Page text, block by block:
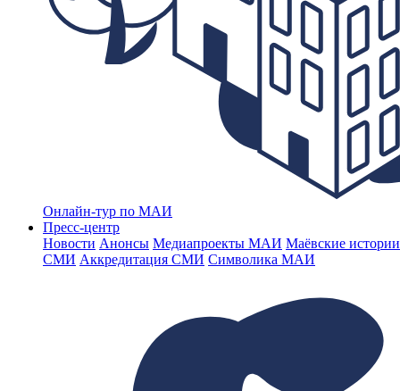
Онлайн-тур по МАИ
Пресс-центр
Новости Анонсы Медиапроекты МАИ Маёвские
СМИ Аккредитация СМИ Символика МАИ